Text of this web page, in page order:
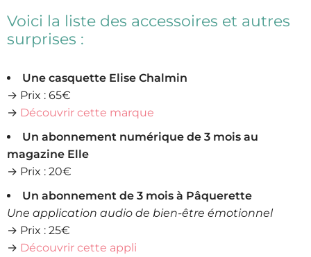
Voici la liste des accessoires et autres
surprises :
Une casquette Elise Chalmin
→ Prix : 65€
→ Découvrir cette marque
Un abonnement numérique de 3 mois au
magazine Elle
→ Prix : 20€
Un abonnement de 3 mois à Pâquerette
Une application audio de bien-être émotionnel
→ Prix : 25€
→ Découvrir cette appli